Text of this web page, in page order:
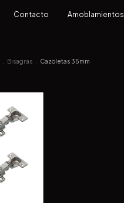
Contacto Amoblamientos
Bisagras Cazoletas 35mm